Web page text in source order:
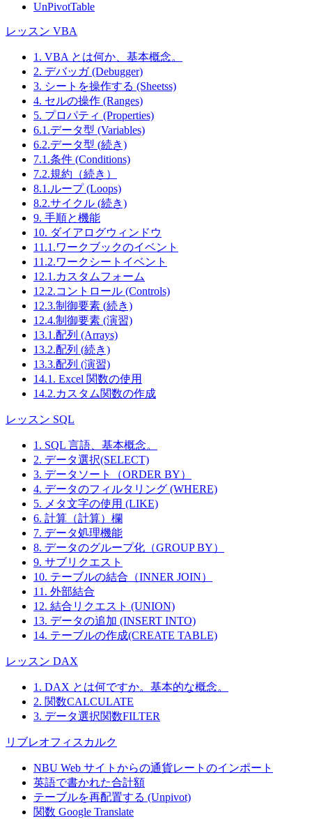
UnPivotTable
レッスン VBA
1. VBA とは何か、基本概念。
2. デバッガ (Debugger)
3. シートを操作する (Sheetss)
4. セルの操作 (Ranges)
5. プロパティ (Properties)
6.1.データ型 (Variables)
6.2.データ型 (続き)
7.1.条件 (Conditions)
7.2.規約（続き）
8.1.ループ (Loops)
8.2.サイクル (続き)
9. 手順と機能
10. ダイアログウィンドウ
11.1.ワークブックのイベント
11.2.ワークシートイベント
12.1.カスタムフォーム
12.2.コントロール (Controls)
12.3.制御要素 (続き)
12.4.制御要素 (演習)
13.1.配列 (Arrays)
13.2.配列 (続き)
13.3.配列 (演習)
14.1. Excel 関数の使用
14.2.カスタム関数の作成
レッスン SQL
1. SQL 言語、基本概念。
2. データ選択(SELECT)
3. データソート（ORDER BY）
4. データのフィルタリング (WHERE)
5. メタ文字の使用 (LIKE)
6. 計算（計算）欄
7. データ処理機能
8. データのグループ化（GROUP BY）
9. サブリクエスト
10. テーブルの結合（INNER JOIN）
11. 外部結合
12. 結合リクエスト (UNION)
13. データの追加 (INSERT INTO)
14. テーブルの作成(CREATE TABLE)
レッスン DAX
1. DAX とは何ですか。基本的な概念。
2. 関数CALCULATE
3. データ選択関数FILTER
リブレオフィスカルク
NBU Web サイトからの通貨レートのインポート
英語で書かれた合計額
テーブルを再配置する (Unpivot)
関数 Google Translate